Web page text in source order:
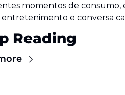
momentos de consumo,
e conversa
Reading